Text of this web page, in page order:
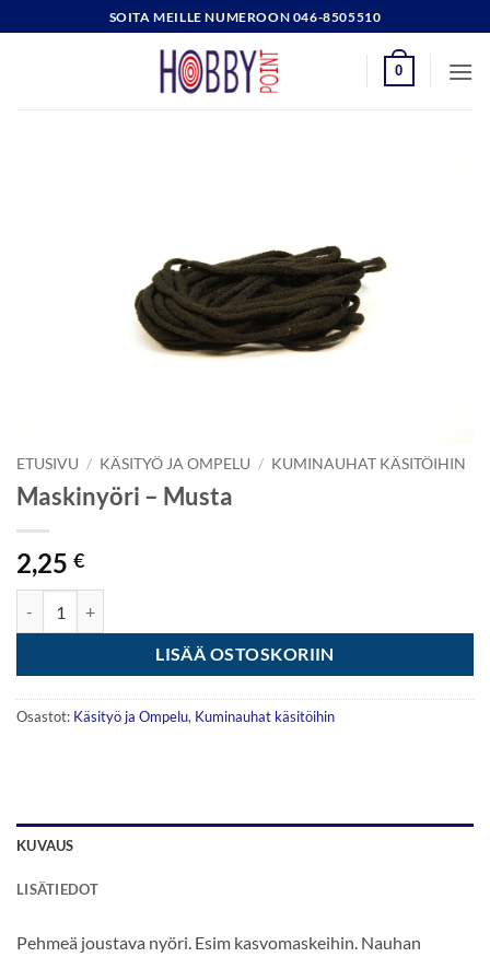
to
SOITA MEILLE NUMEROON 046-8505510
0
ETUSIVU / KÄSITYÖ JA OMPELU / KUMINAUHAT KÄSITÖIHIN
Maskinyöri – Musta
2,25 €
LISÄÄ OSTOSKORIIN
Osastot: Käsityö ja Ompelu, Kuminauhat käsitöihin
KUVAUS
LISÄTIEDOT
Pehmeä joustava nyöri. Esim kasvomaskeihin. Nauhan